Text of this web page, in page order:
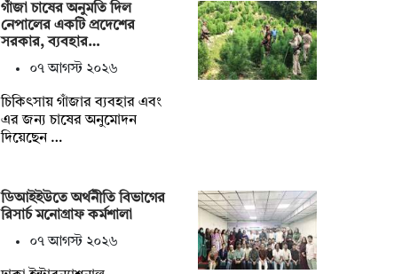
গাঁজা চাষের অনুমতি দিল
নেপালের একটি প্রদেশের
সরকার, ব্যবহার…
০৭ আগস্ট ২০২৬
চিকিৎসায় গাঁজার ব্যবহার এবং
এর জন্য চাষের অনুমোদন
দিয়েছেন …
ডিআইইউতে অর্থনীতি বিভাগের
রিসার্চ মনোগ্রাফ কর্মশালা
০৭ আগস্ট ২০২৬